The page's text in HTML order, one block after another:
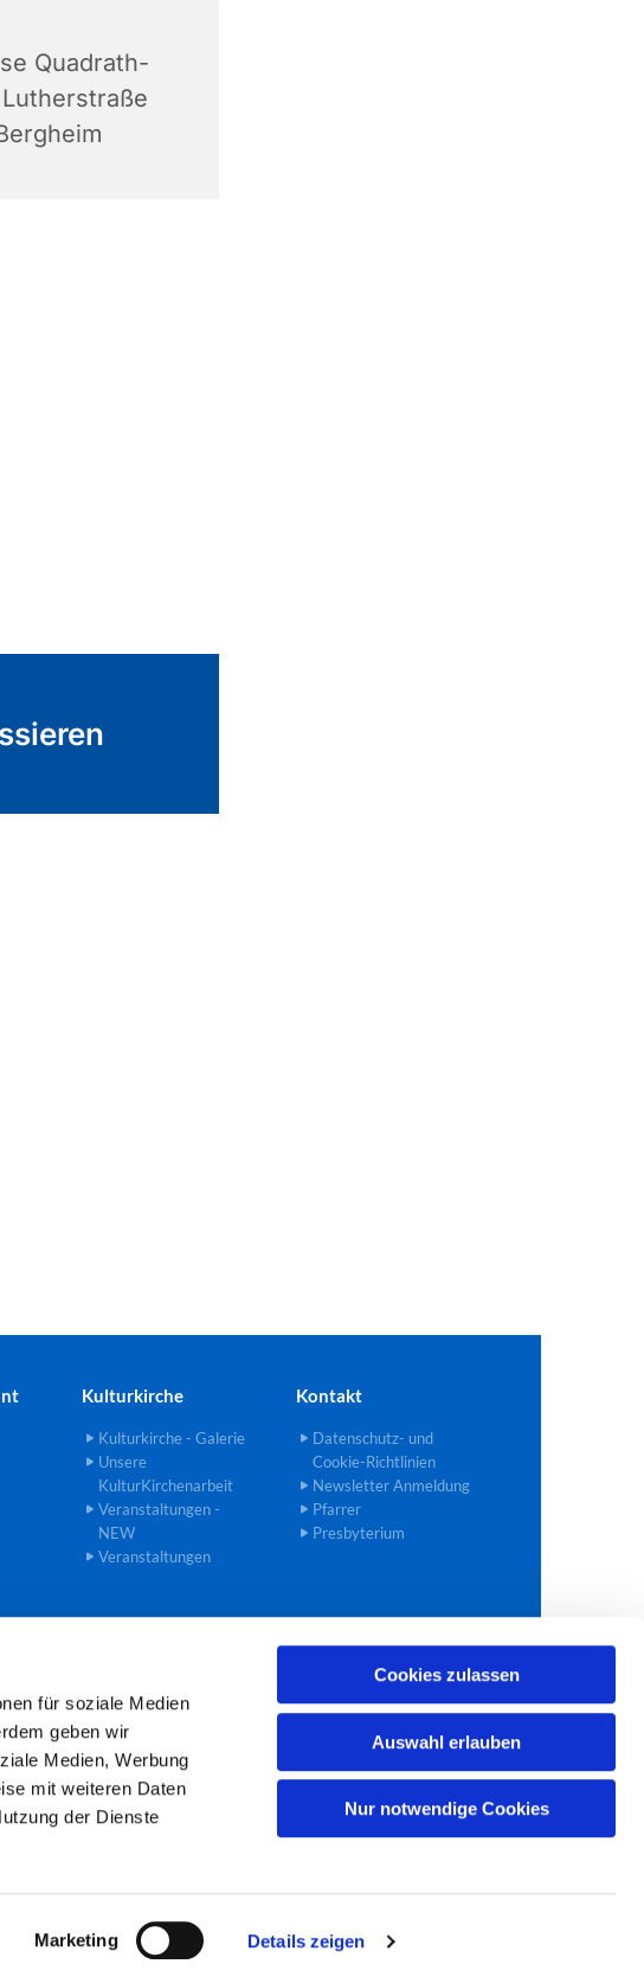
für soziale Medien
geben wir
Medien, Werbung
mit weiteren Daten
der Dienste
Marketing Details zeigen
Cookies zulassen
Auswahl erlauben
Nur notwendige Cookies
Quadrath-
Kulturkirche
Kulturkirche - Galerie
Unsere
KulturKirchenarbeit
Veranstaltungen -
NEW
Veranstaltungen
Kontakt
Datenschutz- und
Cookie-Richtlinien
Newsletter Anmeldung
Pfarrer
Presbyterium
Bedburg
bedburg@ekir.de